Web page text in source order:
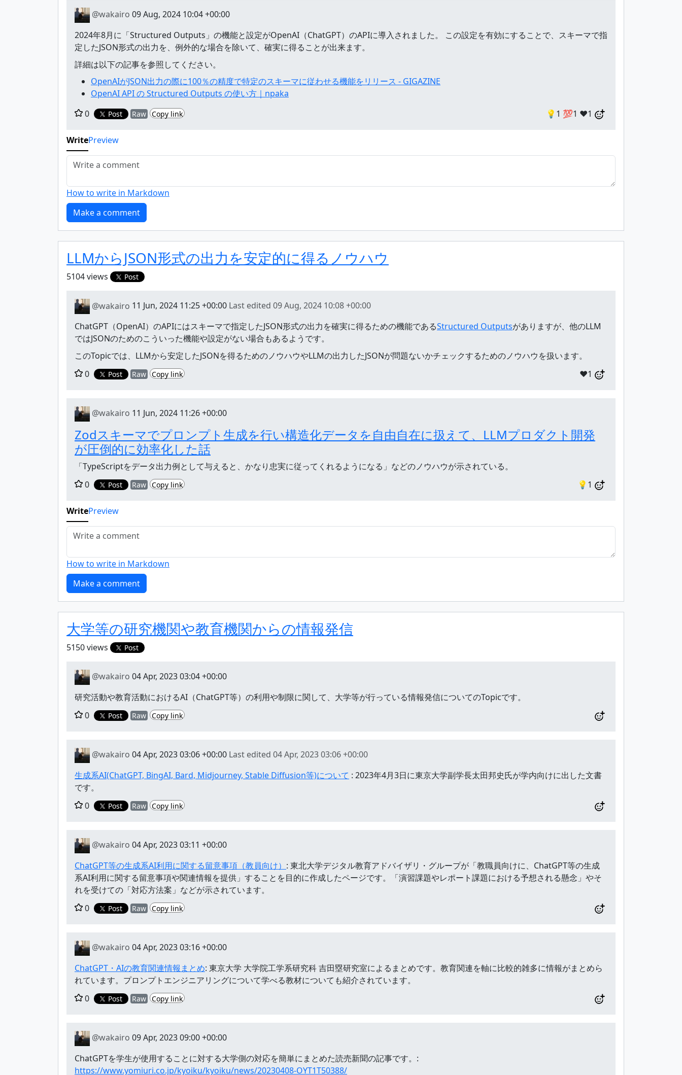
@wakairo 09 Aug, 2024 10:04 +00:00
2024年8月に「Structured Outputs」の機能と設定がOpenAI（ChatGPT）のAPIに導入されました。 この設定を有効にすることで、スキーマで指
定したJSON形式の出力を、例外的な場合を除いて、確実に得ることが出来ます。
詳細は以下の記事を参照してください。
OpenAIがJSON出力の際に100％の精度で特定のスキーマに従わせる機能をリリース - GIGAZINE
OpenAI API の Structured Outputs の使い方｜npaka
0
Post Raw Copy link 💡1 💯1 ❤️1
WritePreview
How to write in Markdown
LLMからJSON形式の出力を安定的に得るノウハウ
5104 views Post
@wakairo 11 Jun, 2024 11:25 +00:00 Last edited 09 Aug, 2024 10:08 +00:00
ChatGPT（OpenAI）のAPIにはスキーマで指定したJSON形式の出力を確実に得るための機能であるStructured Outputsがありますが、他のLLM
ではJSONのためのこういった機能や設定がない場合もあるようです。
このTopicでは、LLMから安定したJSONを得るためのノウハウやLLMの出力したJSONが問題ないかチェックするためのノウハウを扱います。
0
Post Raw Copy link ❤️1
@wakairo 11 Jun, 2024 11:26 +00:00
Zodスキーマでプロンプト生成を行い構造化データを自由自在に扱えて、LLMプロダクト開発
が圧倒的に効率化した話
「TypeScriptをデータ出力例として与えると、かなり忠実に従ってくれるようになる」などのノウハウが示されている。
0
Post Raw Copy link 💡1
WritePreview
How to write in Markdown
大学等の研究機関や教育機関からの情報発信
5150 views Post
@wakairo 04 Apr, 2023 03:04 +00:00
研究活動や教育活動におけるAI（ChatGPT等）の利用や制限に関して、大学等が行っている情報発信についてのTopicです。
0
Post Raw Copy link
@wakairo 04 Apr, 2023 03:06 +00:00 Last edited 04 Apr, 2023 03:06 +00:00
生成系AI(ChatGPT, BingAI, Bard, Midjourney, Stable Diffusion等)について : 2023年4月3日に東京大学副学長太田邦史氏が学内向けに出した文書
です。
0
Post Raw Copy link
@wakairo 04 Apr, 2023 03:11 +00:00
ChatGPT等の生成系AI利用に関する留意事項（教員向け） : 東北大学デジタル教育アドバイザリ・グループが「教職員向けに、ChatGPT等の生成
系AI利用に関する留意事項や関連情報を提供」することを目的に作成したページです。「演習課題やレポート課題における予想される懸念」やそ
れを受けての「対応方法案」などが示されています。
0
Post Raw Copy link
@wakairo 04 Apr, 2023 03:16 +00:00
ChatGPT・AIの教育関連情報まとめ: 東京大学 大学院工学系研究科 吉田塁研究室によるまとめです。教育関連を軸に比較的雑多に情報がまとめら
れています。プロンプトエンジニアリングについて学べる教材についても紹介されています。
0
Post Raw Copy link
@wakairo 09 Apr, 2023 09:00 +00:00
ChatGPTを学生が使用することに対する大学側の対応を簡単にまとめた読売新聞の記事です。:
https://www.yomiuri.co.jp/kyoiku/kyoiku/news/20230408-OYT1T50388/